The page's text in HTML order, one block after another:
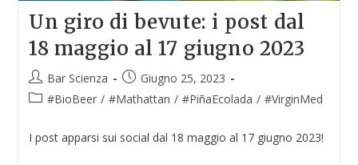
Un giro di bevute: i post dal
18 maggio al 17 giugno 2023
Bar Scienza
Giugno 25, 2023
#BioBeer / #Mathattan / #PiñaEcolada / #VirginMed
I post apparsi sui social dal 18 maggio al 17 giugno 2023!